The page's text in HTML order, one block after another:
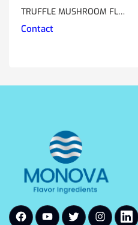
TRUFFLE MUSHROOM FLAVOR
Contact